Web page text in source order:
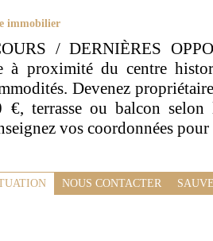
immobilier
/ DERNIÈRES
à proximité du centre
Devenez
terrasse ou balcon selon
vos coordonnées
NOUS CONTACTER